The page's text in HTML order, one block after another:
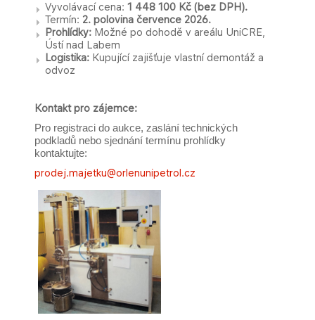
Vyvolávací cena: 1 448 100 Kč (bez DPH).
Termín: 2. polovina července 2026.
Prohlídky: Možné po dohodě v areálu UniCRE,
Ústí nad Labem
Logistika: Kupující zajišťuje vlastní demontáž a
odvoz ​
Kontakt pro zájemce:
Pro registraci do aukce, zaslání technických
podkladů nebo sjednání termínu prohlídky
kontaktujte:
prodej.majetku@orlenunipetrol.cz​